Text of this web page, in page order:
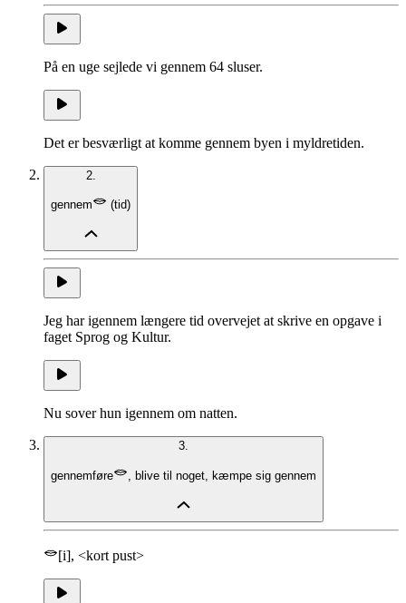
På en uge sejlede vi gennem 64 sluser.
Det er besværligt at komme gennem byen i myldretiden.
2.
gennem (tid)
Jeg har igennem længere tid overvejet at skrive en opgave i
faget Sprog og Kultur.
Nu sover hun igennem om natten.
3.
gennemføre blive til noget kæmpe sig gennem
[i], <kort pust>